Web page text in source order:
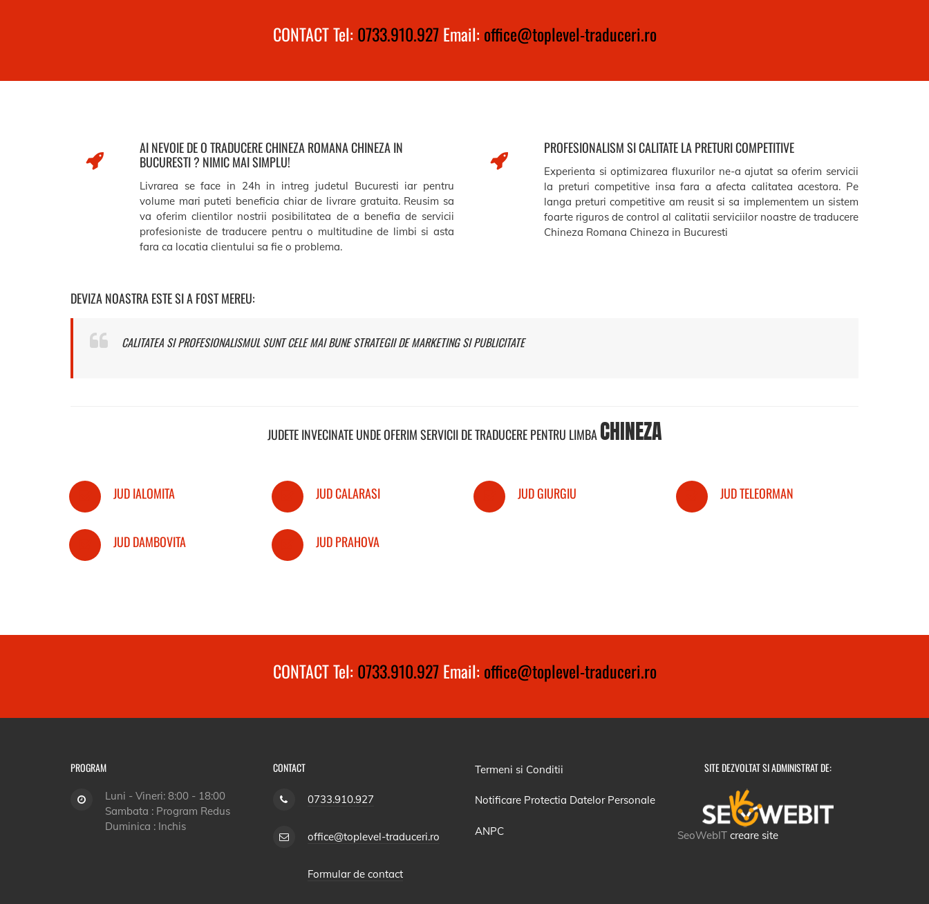
CONTACT Tel: 0733.910.927Email: office@toplevel-traduceri.ro
AI NEVOIE DE O TRADUCERE CHINEZA ROMANA CHINEZA IN
BUCURESTI ? NIMIC MAI SIMPLU!
Livrarea se face in 24h in intreg judetul Bucuresti iar pentru
volume mari puteti beneficia chiar de livrare gratuita. Reusim sa
va oferim clientilor nostrii posibilitatea de a benefia de servicii
profesioniste de traducere pentru o multitudine de limbi si asta
fara ca locatia clientului sa fie o problema.
PROFESIONALISM SI CALITATE LA PRETURI COMPETITIVE
Experienta si optimizarea fluxurilor ne-a ajutat sa oferim servicii
la preturi competitive insa fara a afecta calitatea acestora. Pe
langa preturi competitive am reusit si sa implementem un sistem
foarte riguros de control al calitatii serviciilor noastre de traducere
Chineza Romana Chineza in Bucuresti
DEVIZA NOASTRA ESTE SI A FOST MEREU:
CALITATEA SI PROFESIONALISMUL SUNT CELE MAI BUNE STRATEGII DE MARKETING SI PUBLICITATE
JUDETE INVECINATE UNDE OFERIM SERVICII DE TRADUCERE PENTRU LIMBACHINEZA
JUD IALOMITA JUD CALARASI JUD GIURGIU JUD TELEORMAN
JUD DAMBOVITA JUD PRAHOVA
CONTACT Tel: 0733.910.927Email: office@toplevel-traduceri.ro
PROGRAM
Luni - Vineri: 8:00 - 18:00
Sambata : Program Redus
Duminica : Inchis
CONTACT
0733.910.927
office@toplevel-traduceri.ro
Formular de contact
Termeni si Conditii
Notificare Protectia Datelor Personale
ANPC
SITE DEZVOLTAT SI ADMINISTRAT DE:
SeoWebIT creare site